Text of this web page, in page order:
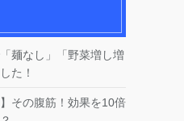
麺なし」「野菜増し増
た！
】その腹筋！効果を10倍